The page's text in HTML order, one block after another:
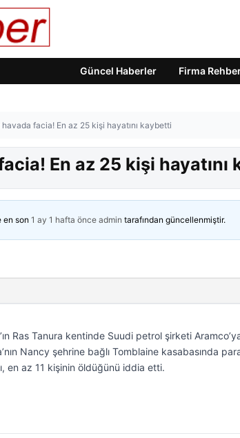
Güncel Haberler Firma
facia! En az 25 kişi hayatını kaybetti
En az 25 kişi hayatını
en son 1 ay 1 hafta önce admin tarafından güncellenmiştir.
Ras Tanura kentinde Suudi petrol şirketi
Nancy şehrine bağlı Tomblaine kasabasında
en az 11 kişinin öldüğünü iddia etti.